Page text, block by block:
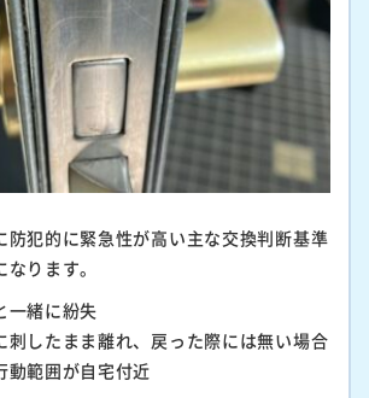
防犯的に緊急性が高い主な交換判断基準
ります。
一緒に紛失
刺したまま離れ、戻った際には無い場合
動範囲が自宅付近